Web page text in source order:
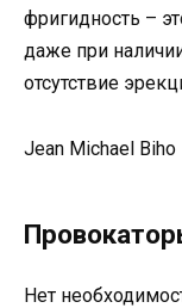
фригидность –
даже при
отсутствие
Jean Michael Biho
Нет